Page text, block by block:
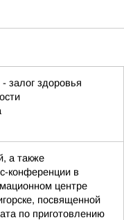
залог здоровья
а также
конференции в
центре
посвященной
по приготовлению